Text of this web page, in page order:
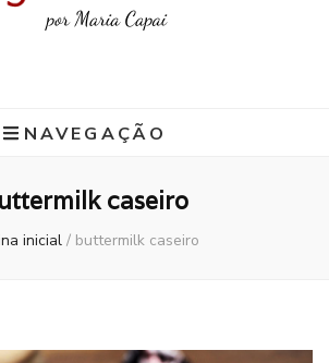
NAVEGAÇÃO
caseiro
inicial / buttermilk caseiro